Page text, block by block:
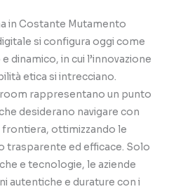
in Costante Mutamento
si configura oggi come
dinamico, in cui l’innovazione
etica si intrecciano.
rappresentano un punto
desiderano navigare con
ottimizzando le
trasparente ed efficace. Solo
e tecnologie, le aziende
autentiche e durature con i